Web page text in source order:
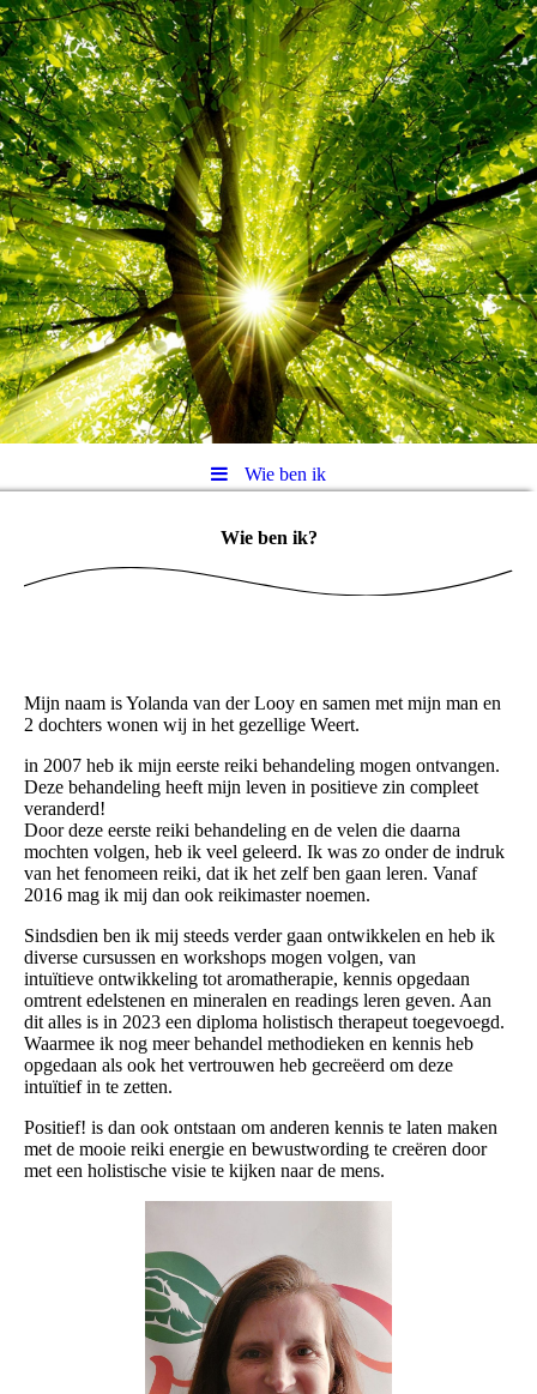
Wie ben ik
Wie ben ik?
Mijn naam is Yolanda van der Looy en samen met mijn man en
2 dochters wonen wij in het gezellige Weert.
in 2007 heb ik mijn eerste reiki behandeling mogen ontvangen.
Deze behandeling heeft mijn leven in positieve zin compleet
veranderd!
Door deze eerste reiki behandeling en de velen die daarna
mochten volgen, heb ik veel geleerd. Ik was zo onder de indruk
van het fenomeen reiki, dat ik het zelf ben gaan leren. Vanaf
2016 mag ik mij dan ook reikimaster noemen.
Sindsdien ben ik mij steeds verder gaan ontwikkelen en heb ik
diverse cursussen en workshops mogen volgen, van
intuïtieve ontwikkeling tot aromatherapie, kennis opgedaan
omtrent edelstenen en mineralen en readings leren geven. Aan
dit alles is in 2023 een diploma holistisch therapeut toegevoegd.
Waarmee ik nog meer behandel methodieken en kennis heb
opgedaan als ook het vertrouwen heb gecreëerd om deze
intuïtief in te zetten.
Positief! is dan ook ontstaan om anderen kennis te laten maken
met de mooie reiki energie en bewustwording te creëren door
met een holistische visie te kijken naar de mens.